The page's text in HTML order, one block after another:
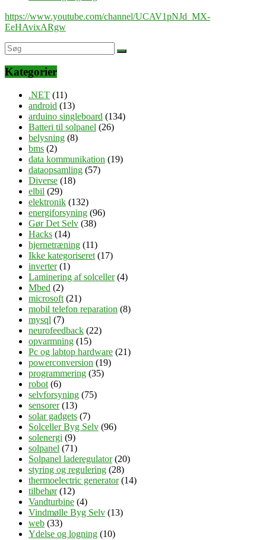
https://www.youtube.com/channel/UCAV1pNJd_MX-
EeHAvixARgw
Kategorier
.NET (11)
android (13)
arduino singleboard (134)
Batteri til solpanel (26)
belysning (8)
bms (2)
data kommunikation (19)
dataopsamling (57)
Diverse (18)
elbil (29)
elektronik (132)
energiforsyning (96)
Gør Det Selv (38)
Hacks (14)
hjernetræning (11)
Ikke kategoriseret (17)
inverter(1)
Laminering af solceller(4)
Mbed (2)
microsoft (21)
mobil telefon reparation (8)
mysql (7)
neurofeedback (22)
opvarmning (15)
Pc og labtop hardware (21)
powerconversion (19)
programmering (35)
robot (6)
selvforsyning (75)
sensorer(13)
solar gadgets (7)
Solceller Byg Selv (96)
solenergi (9)
solpanel (71)
Solpanel laderegulator(20)
styring og regulering (28)
thermoelectric generator(14)
tilbehør(12)
Vandturbine (4)
Vindmølle Byg Selv (13)
web (33)
Ydelse og logning (10)